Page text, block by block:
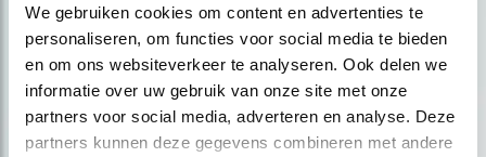
We gebruiken cookies om content en advertenties te
personaliseren, om functies voor social media te bieden
en om ons websiteverkeer te analyseren. Ook delen we
informatie over uw gebruik van onze site met onze
partners voor social media, adverteren en analyse. Deze
partners kunnen deze gegevens combineren met andere